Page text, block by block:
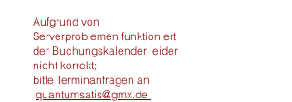
Aufgrund von
Serverproblemen funktioniert
der Buchungskalender leider
nicht korrekt;
bitte Terminanfragen an
quantumsatis@gmx.de